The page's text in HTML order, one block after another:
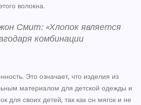
волокна.
Смит: «Хлопок является
комбинации
Это означает, что изделия из
материалом для детской одежды и
для своих детей, так как он мягок и не